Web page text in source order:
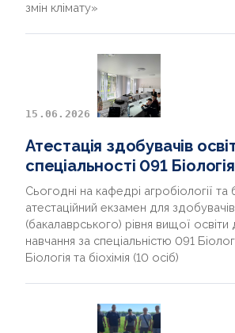
змін клімату»
15.06.2026
Атестація здобувачів
спеціальності 091
Сьогодні на кафедрі агробіології та
атестаційний екзамен для
(бакалаврського) рівня вищої
навчання за спеціальністю 091
Біологія та біохімія (10 осіб)